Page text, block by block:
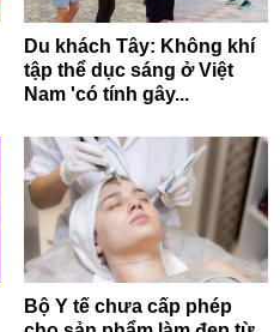
Du khách Tây: Không khí
tập thể dục sáng ở Việt
Nam 'có tính gây...
Bộ Y tế chưa cấp phép